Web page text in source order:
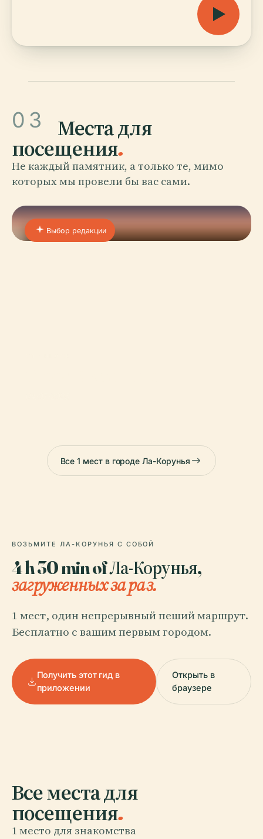
03 Места для
посещения.
Не каждый памятник, а только те, мимо
которых мы провели бы вас сами.
Выбор редакции
Все 1 мест в городе Ла-Корунья
ВОЗЬМИТЕ ЛА-КОРУНЬЯ С СОБОЙ
4 h 30 min of Ла-Корунья,
загруженных за раз.
1 мест, один непрерывный пеший маршрут.
Бесплатно с вашим первым городом.
Получить этот гид в
приложении
Открыть в
браузере
Все места для
посещения.
1 место для знакомства